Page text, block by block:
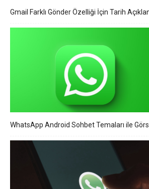
Gmail Farklı Gönder Özelliği İçin Tarih
WhatsApp Android Sohbet Temaları ile